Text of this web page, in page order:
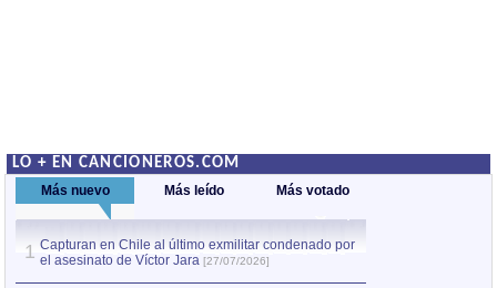
LO + EN CANCIONEROS.COM
Más nuevo Más leído Más votado
1 Capturan en Chile al último exmilitar condenado por
el asesinato de Víctor Jara [27/07/2026]